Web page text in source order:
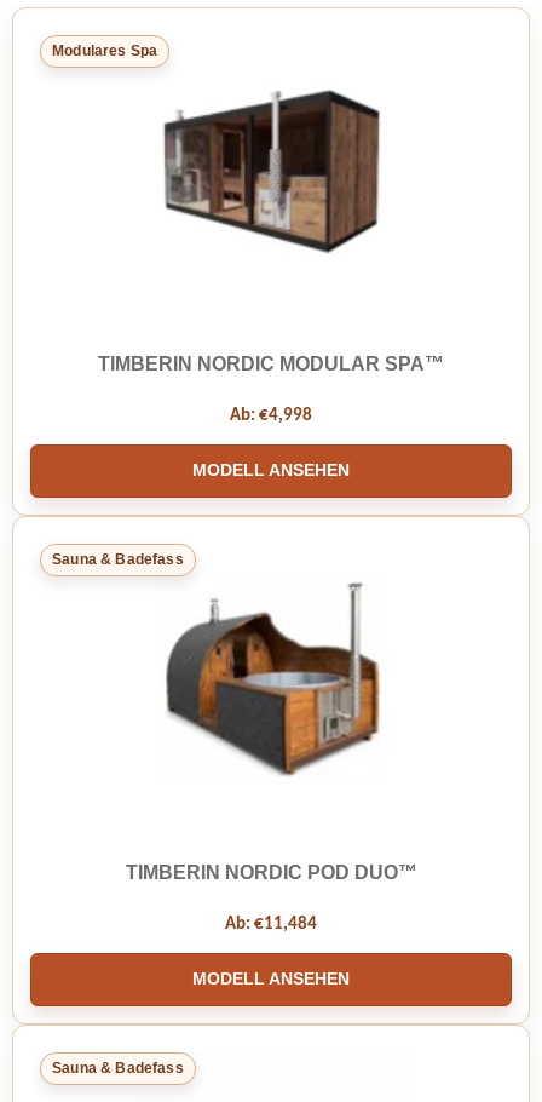
Modulares Spa
TIMBERIN NORDIC MODULAR SPA™
Ab: €4,998
MODELL ANSEHEN
Sauna & Badefass
TIMBERIN NORDIC POD DUO™
Ab: €11,484
MODELL ANSEHEN
Sauna & Badefass